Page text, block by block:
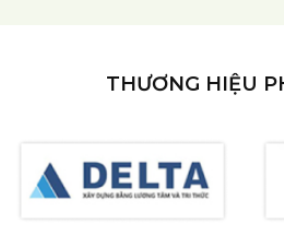
THƯƠNG HIỆU